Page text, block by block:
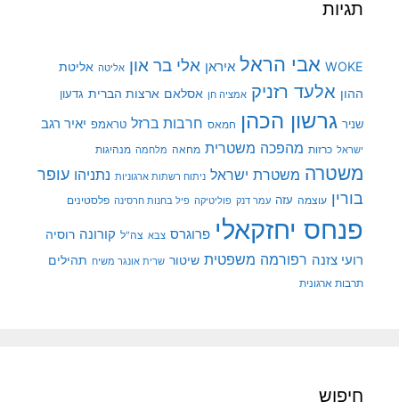
תגיות
WOKE אבי הראל איראן אלי בר און אליטה אליטת
ההון אלעד רזניק אמציה חן אסלאם ארצות הברית גדעון
שניר גרשון הכהן חמאס חרבות ברזל טראמפ יאיר רגב
ישראל כרזות מהפכה משטרית מחאה מלחמה מנהיגות
משטרה משטרת ישראל ניתוח רשתות ארגוניות נתניהו עופר
בורין עוצמה עזה עמר דנק פוליטיקה פיל בחנות חרסינה פלסטינים
פנחס יחזקאלי פרוגרס צבא צה"ל קורונה רוסיה
רועי צזנה רפורמה משפטית שיטור שרית אונגר משיח תהילים
תרבות ארגונית
חיפוש